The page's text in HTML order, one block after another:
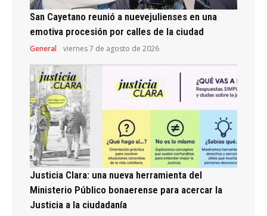
San Cayetano reunió a nuevejulienses en una
emotiva procesión por calles de la ciudad
General viernes 7 de agosto de 2026
Justicia Clara: una nueva herramienta del
Ministerio Público bonaerense para acercar la
Justicia a la ciudadanía